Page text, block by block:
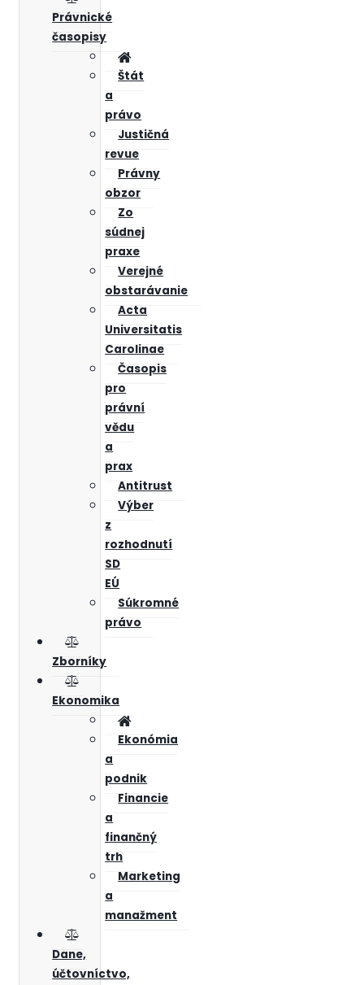
Právnické
časopisy
Štát
a
právo
Justičná
revue
Právny
obzor
Zo
súdnej
praxe
Verejné
obstarávanie
Acta
Universitatis
Carolinae
Časopis
pro
právní
vědu
a
prax
Antitrust
Výber
z
rozhodnutí
SD
EÚ
Súkromné
právo
Zborníky
Ekonomika
Ekonómia
a
podnik
Financie
a
finančný
trh
Marketing
a
manažment
Dane,
účtovníctvo,